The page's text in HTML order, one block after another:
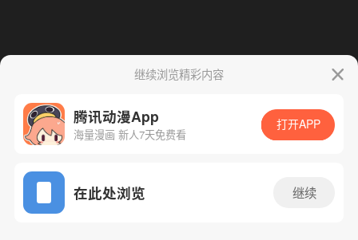
App免费看
继续浏览精彩内容
腾讯动漫App
海量漫画 新人7天免费看
打开APP
在此处浏览 继续